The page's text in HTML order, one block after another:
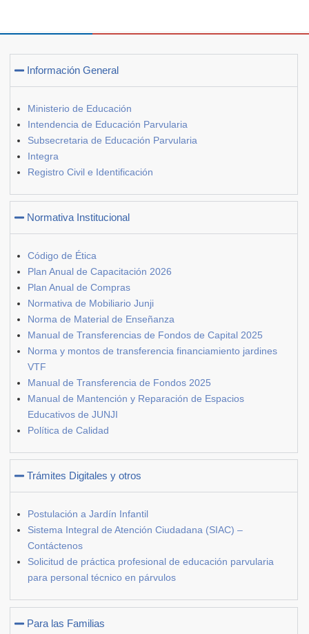
Información General
Ministerio de Educación
Intendencia de Educación Parvularia
Subsecretaria de Educación Parvularia
Integra
Registro Civil e Identificación
Normativa Institucional
Código de Ética
Plan Anual de Capacitación 2026
Plan Anual de Compras
Normativa de Mobiliario Junji
Norma de Material de Enseñanza
Manual de Transferencias de Fondos de Capital 2025
Norma y montos de transferencia financiamiento jardines
VTF
Manual de Transferencia de Fondos 2025
Manual de Mantención y Reparación de Espacios
Educativos de JUNJI
Política de Calidad
Trámites Digitales y otros
Postulación a Jardín Infantil
Sistema Integral de Atención Ciudadana (SIAC) –
Contáctenos
Solicitud de práctica profesional de educación parvularia
para personal técnico en párvulos
Para las Familias